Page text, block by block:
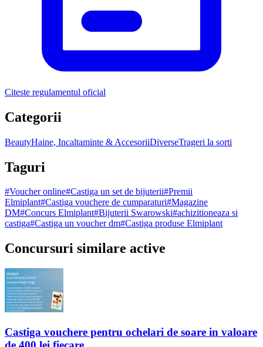
Citeste regulamentul oficial
Categorii
BeautyHaine, Incaltaminte & AccesoriiDiverseTrageri la sorti
Taguri
#Voucher online#Castiga un set de bijuterii#Premii
Elmiplant#Castiga vouchere de cumparaturi#Magazine
DM#Concurs Elmiplant#Bijuterii Swarowski#achizitioneaza si
castiga#Castiga un voucher dm#Castiga produse Elmiplant
Concursuri similare active
Castiga vouchere pentru ochelari de soare in valoare